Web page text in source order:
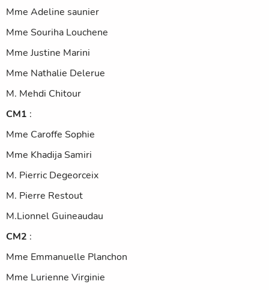
Mme Adeline saunier
Mme Souriha Louchene
Mme Justine Marini
Mme Nathalie Delerue
M. Mehdi Chitour
CM1 :
Mme Caroffe Sophie
Mme Khadija Samiri
M. Pierric Degeorceix
M. Pierre Restout
M.Lionnel Guineaudau
CM2 :
Mme Emmanuelle Planchon
Mme Lurienne Virginie